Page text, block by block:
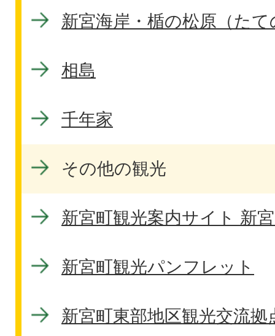
新宮海岸・楯の松原（た
相島
千年家
その他の観光
新宮町観光案内サイト 新
新宮町観光パンフレット
新宮町東部地区観光交流